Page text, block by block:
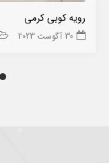
رویه کوبی کرمی
30 آگوست 2023